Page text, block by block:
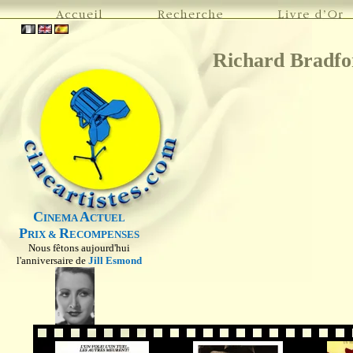
CINEMAACTUEL
PRIX & RECOMPENSES
Nous fêtons aujourd'hui
l'anniversaire de Jill Esmond
Richard